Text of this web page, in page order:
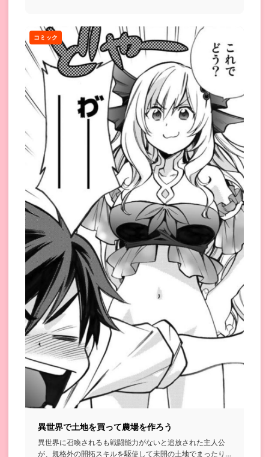
コミック
異世界で土地を買って農場を作ろう
異世界に召喚されるも戦闘能力がないと追放された主人公
が、規格外の開拓スキルを駆使して未開の土地でまったり